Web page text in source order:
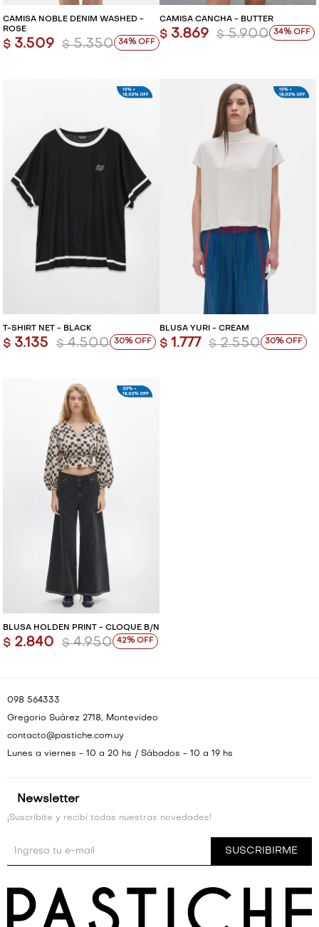
CAMISA NOBLE DENIM WASHED -
ROSE
$ 3.509 $ 5.350 34
CAMISA CANCHA - BUTTER
$ 3.869 $ 5.900 34
T-SHIRT NET - BLACK
$ 3.135 $ 4.500 30
BLUSA YURI - CREAM
$ 1.777 $ 2.550 30
BLUSA HOLDEN PRINT - CLOQUÉ B/N
$ 2.840 $ 4.950 42
Newsletter
¡Suscribite y recibí todas nuestras novedades!
SUSCRIBIRME
098 564333
Gregorio Suárez 2718, Montevideo
contacto@pastiche.com.uy
Lunes a viernes - 10 a 20 hs / Sábados - 10 a 19 hs